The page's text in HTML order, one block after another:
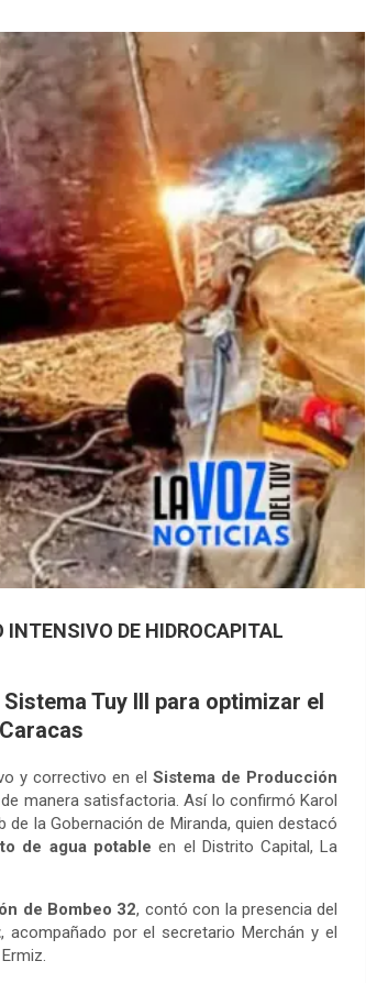
DE HIDROCAPITAL
Tuy III para optimizar el
y correctivo en elSistema de Producción
manera satisfactoria. Así lo confirmó Karol
la Gobernación de Miranda, quien destacó
de agua potable en el Distrito Capital, La
de Bombeo 32, contó con la presencia del
, acompañado por el secretario Merchán y el